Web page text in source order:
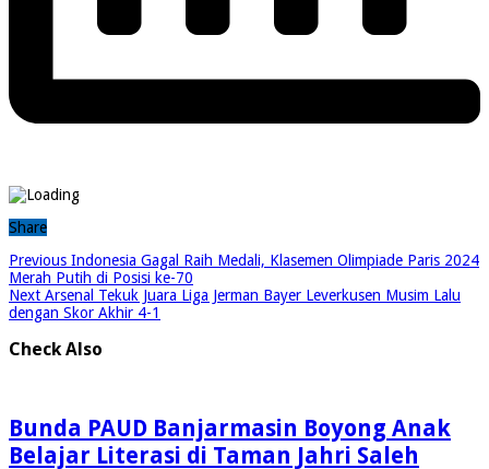
Share
Previous Indonesia Gagal Raih Medali, Klasemen Olimpiade Paris 2024
Merah Putih di Posisi ke-70
Next Arsenal Tekuk Juara Liga Jerman Bayer Leverkusen Musim Lalu
dengan Skor Akhir 4-1
Check Also
Bunda PAUD Banjarmasin Boyong Anak
Belajar Literasi di Taman Jahri Saleh